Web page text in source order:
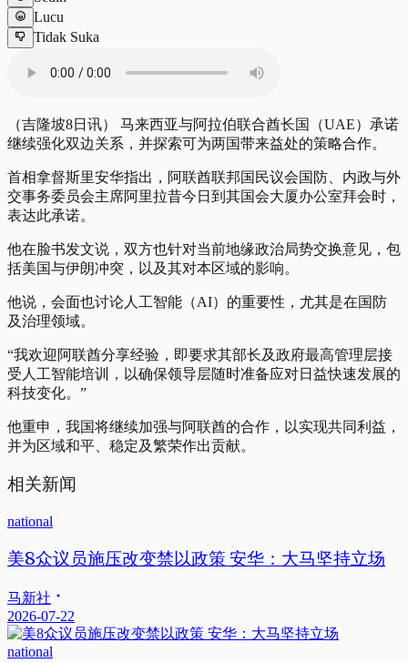
Lucu
Tidak Suka
（吉隆坡8日讯） 马来西亚与阿拉伯联合酋长国（UAE）承诺
继续强化双边关系，并探索可为两国带来益处的策略合作。
首相拿督斯里安华指出，阿联酋联邦国民议会国防、内政与外
交事务委员会主席阿里拉昔今日到其国会大厦办公室拜会时，
表达此承诺。
他在脸书发文说，双方也针对当前地缘政治局势交换意见，包
括美国与伊朗冲突，以及其对本区域的影响。
他说，会面也讨论人工智能（AI）的重要性，尤其是在国防
及治理领域。
“我欢迎阿联酋分享经验，即要求其部长及政府最高管理层接
受人工智能培训，以确保领导层随时准备应对日益快速发展的
科技变化。”
他重申，我国将继续加强与阿联酋的合作，以实现共同利益，
并为区域和平、稳定及繁荣作出贡献。
相关新闻
national
美8众议员施压改变禁以政策 安华：大马坚持立场
马新社
2026-07-22
national